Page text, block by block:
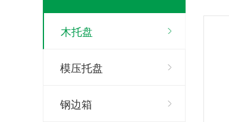
木托盘
模压托盘
钢边箱